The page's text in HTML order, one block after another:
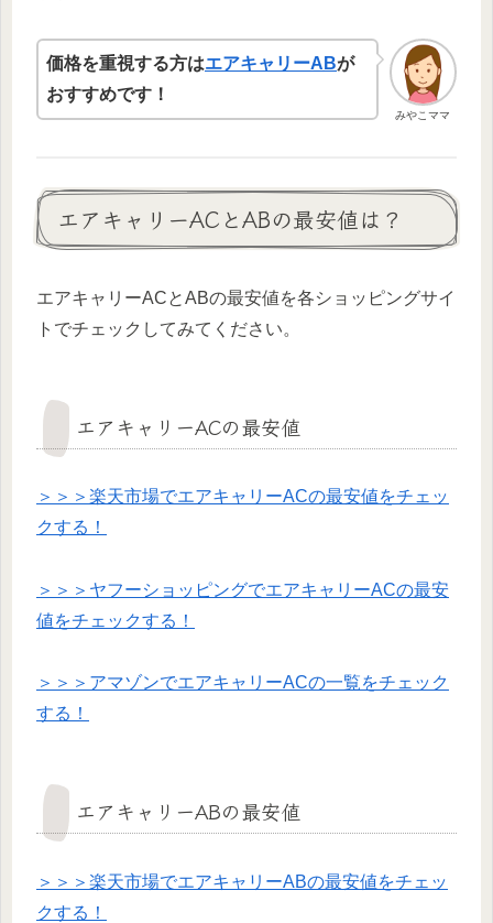
みやこママ
価格を重視する方はエアキャリーABが
おすすめです！
エアキャリーACとABの最安値は？
エアキャリーACとABの最安値を各ショッピングサイ
トでチェックしてみてください。
エアキャリーACの最安値
＞＞＞楽天市場でエアキャリーACの最安値をチェッ
クする！
＞＞＞ヤフーショッピングでエアキャリーACの最安
値をチェックする！
＞＞＞アマゾンでエアキャリーACの一覧をチェック
する！
エアキャリーABの最安値
＞＞＞楽天市場でエアキャリーABの最安値をチェッ
クする！